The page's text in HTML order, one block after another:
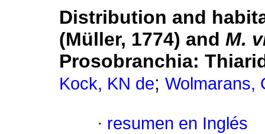
Distribution and
(Müller, 1774) and M.
Prosobranchia:
Kock, KN de; Wolmarans,
· resumen en Inglés